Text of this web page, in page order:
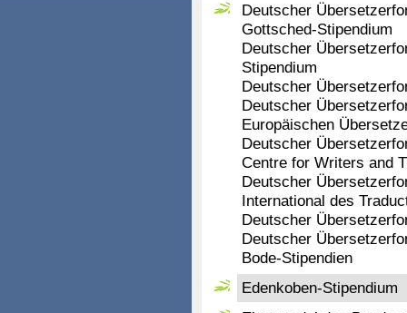
Deutscher
Gottsched-Stipendium
Deutscher
Stipendium
Deutscher
Deutscher
Europäischen
Deutscher
Centre for Writers and
Deutscher
International des
Deutscher
Deutscher
Bode-Stipendien
Edenkoben-Stipendium